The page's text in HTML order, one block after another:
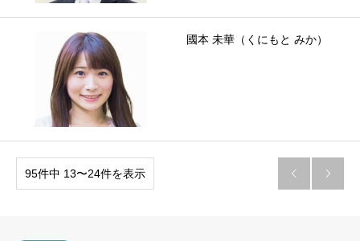
國本 未華（くにもと みか）
95件中 13〜24件を表示  